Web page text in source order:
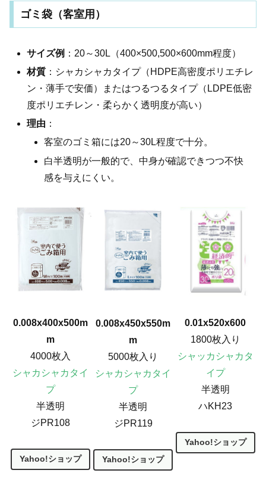
ゴミ袋（客室用）
サイズ例 ：20～30L（400×500,500×600mm程度）
材質 ：シャカシャカタイプ（HDPE高密度ポリエチレ
ン・薄手で安価）またはつるつるタイプ（LDPE低密
度ポリエチレン・柔らかく透明度が高い）
理由 ：
客室のゴミ箱には20～30L程度で十分。
白半透明が一般的で、中身が確認できつつ不快
感を与えにくい。
0.008x400x500m
m
4000枚入
シャカシャカタイ
プ
半透明
ジPR108
Yahoo!ショップ
0.008x450x550m
m
5000枚入り
シャカシャカタイ
プ
半透明
ジPR119
Yahoo!ショップ
0.01x520x600
1800枚入り
シャッカシャカタ
イプ
半透明
ハKH23
Yahoo!ショップ